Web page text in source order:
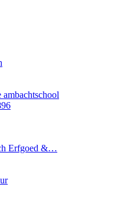
ambachtschool
Erfgoed &…